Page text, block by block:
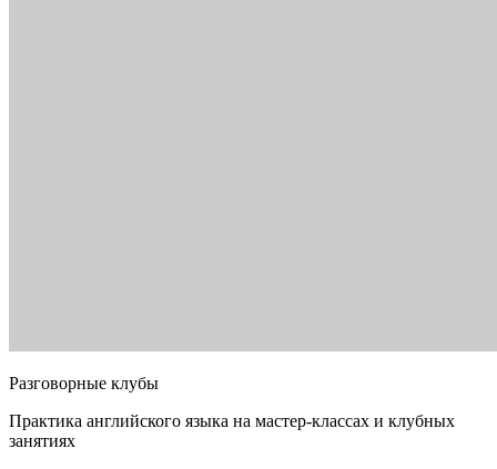
Разговорные клубы
Практика английского языка на мастер-классах и клубных
занятиях